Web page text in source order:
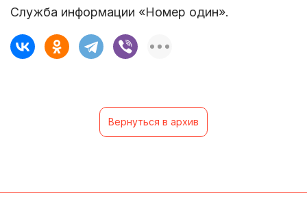
Служба информации «Номер один».
Вернуться в архив